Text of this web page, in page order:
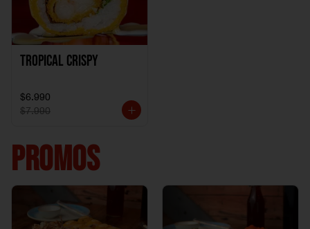
Tropical crispy
$6.990
$7.990
PROMOS